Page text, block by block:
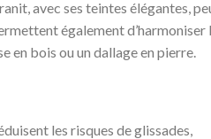
avec ses teintes élégantes,
également d’harmoniser
en bois ou un dallage en pierre.
les risques de glissades,